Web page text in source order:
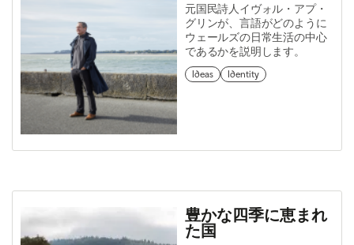
元国民詩人イヴォル・アプ・
グリンが、言語がどのように
ウェールズの日常生活の中心
であるかを説明します。
Ideas Identity
豊かな四季に恵まれ
た国